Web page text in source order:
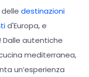
delle destinazioni
d'Europa, e
autentiche
mediterranea,
un’esperienza